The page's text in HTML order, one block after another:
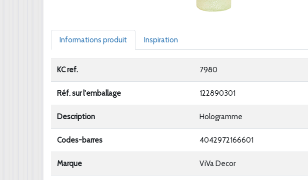
Informations produit Inspiration
KC ref. 7980
Réf. sur l'emballage 122890301
Description Hologramme
Codes-barres 4042972166601
Marque ViVa Decor